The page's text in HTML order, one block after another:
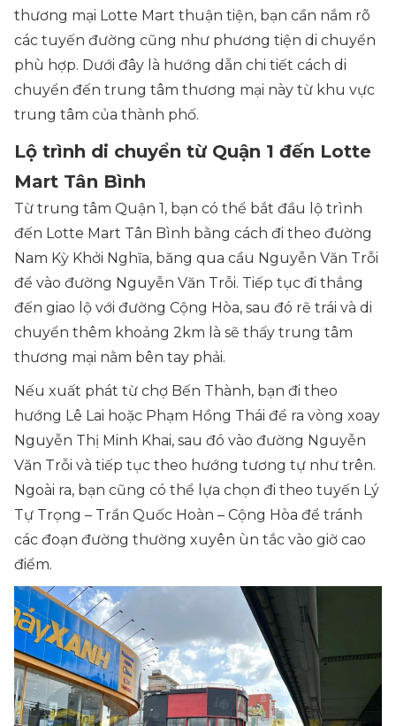
thương mại Lotte Mart thuận tiện, bạn cần nắm rõ
các tuyến đường cũng như phương tiện di chuyển
phù hợp. Dưới đây là hướng dẫn chi tiết cách di
chuyển đến trung tâm thương mại này từ khu vực
trung tâm của thành phố.
Lộ trình di chuyển từ Quận 1 đến Lotte
Mart Tân Bình
Từ trung tâm Quận 1, bạn có thể bắt đầu lộ trình
đến Lotte Mart Tân Bình bằng cách đi theo đường
Nam Kỳ Khởi Nghĩa, băng qua cầu Nguyễn Văn Trỗi
để vào đường Nguyễn Văn Trỗi. Tiếp tục đi thẳng
đến giao lộ với đường Cộng Hòa, sau đó rẽ trái và di
chuyển thêm khoảng 2km là sẽ thấy trung tâm
thương mại nằm bên tay phải.
Nếu xuất phát từ chợ Bến Thành, bạn đi theo
hướng Lê Lai hoặc Phạm Hồng Thái để ra vòng xoay
Nguyễn Thị Minh Khai, sau đó vào đường Nguyễn
Văn Trỗi và tiếp tục theo hướng tương tự như trên.
Ngoài ra, bạn cũng có thể lựa chọn đi theo tuyến Lý
Tự Trọng – Trần Quốc Hoàn – Cộng Hòa để tránh
các đoạn đường thường xuyên ùn tắc vào giờ cao
điểm.